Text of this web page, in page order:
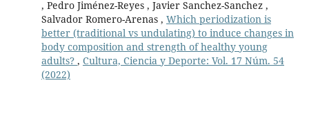
, Pedro Jiménez-Reyes , Javier Sanchez-Sanchez ,
Salvador Romero-Arenas , Which periodization is
better (traditional vs undulating) to induce changes in
body composition and strength of healthy young
adults? , Cultura, Ciencia y Deporte: Vol. 17 Núm. 54
(2022)